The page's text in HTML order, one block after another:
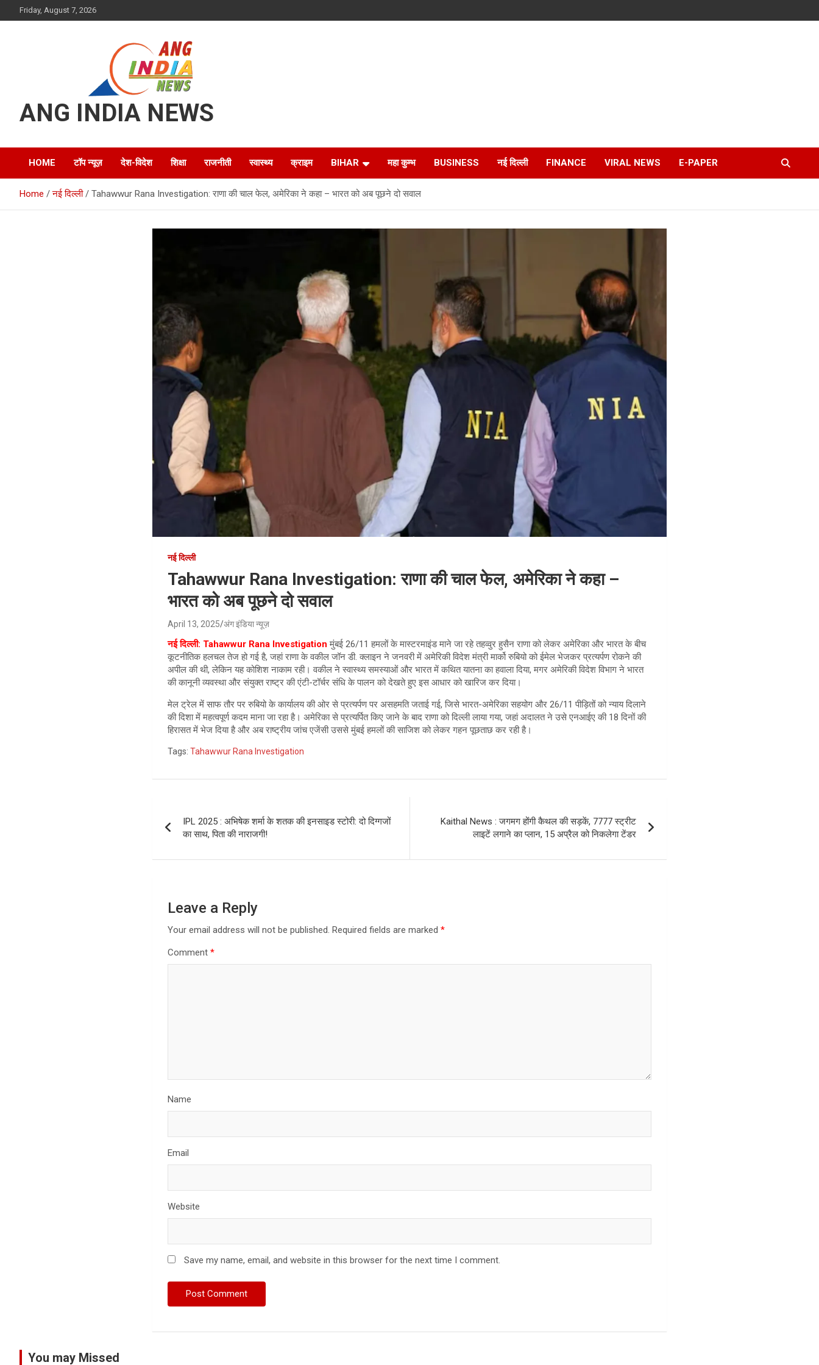
to
Friday, August 7, 2026
ANG INDIA NEWS
HOME टॉप न्यूज़ देश-विदेश शिक्षा राजनीती स्वास्थ्य क्राइम BIHAR महा कुम्भ BUSINESS नई दिल्ली FINANCE VIRAL NEWS E-PAPER
Home नई दिल्ली Tahawwur Rana Investigation: राणा की चाल फेल, अमेरिका ने कहा – भारत को अब पूछने दो सवाल
नई दिल्ली
Tahawwur Rana Investigation: राणा की चाल फेल, अमेरिका ने कहा –
भारत को अब पूछने दो सवाल
April 13, 2025 अंग इंडिया न्यूज़
नई दिल्ली: Tahawwur Rana Investigation मुंबई 26/11 हमलों के मास्टरमाइंड माने जा रहे तहव्वुर हुसैन राणा को लेकर अमेरिका और भारत के बीच
कूटनीतिक हलचल तेज हो गई है, जहां राणा के वकील जॉन डी. क्लाइन ने जनवरी में अमेरिकी विदेश मंत्री मार्को रुबियो को ईमेल भेजकर प्रत्यर्पण रोकने की
अपील की थी, लेकिन यह कोशिश नाकाम रही। वकील ने स्वास्थ्य समस्याओं और भारत में कथित यातना का हवाला दिया, मगर अमेरिकी विदेश विभाग ने भारत
की कानूनी व्यवस्था और संयुक्त राष्ट्र की एंटी-टॉर्चर संधि के पालन को देखते हुए इस आधार को खारिज कर दिया।
मेल ट्रेल में साफ तौर पर रुबियो के कार्यालय की ओर से प्रत्यर्पण पर असहमति जताई गई, जिसे भारत-अमेरिका सहयोग और 26/11 पीड़ितों को न्याय दिलाने
की दिशा में महत्वपूर्ण कदम माना जा रहा है। अमेरिका से प्रत्यर्पित किए जाने के बाद राणा को दिल्ली लाया गया, जहां अदालत ने उसे एनआईए की 18 दिनों की
हिरासत में भेज दिया है और अब राष्ट्रीय जांच एजेंसी उससे मुंबई हमलों की साजिश को लेकर गहन पूछताछ कर रही है।
Tags: Tahawwur Rana Investigation
navigation
IPL 2025 : अभिषेक शर्मा के शतक की इनसाइड स्टोरी: दो दिग्गजों
का साथ, पिता की नाराजगी!
Kaithal News : जगमग होंगी कैथल की सड़कें, 7777 स्ट्रीट
लाइटें लगाने का प्लान, 15 अप्रैल को निकलेगा टेंडर
Leave a Reply
Your email address will not be published. Required fields are marked*
Comment*
Name
Email
Website
Save my name, email, and website in this browser for the next time I comment.
You may Missed